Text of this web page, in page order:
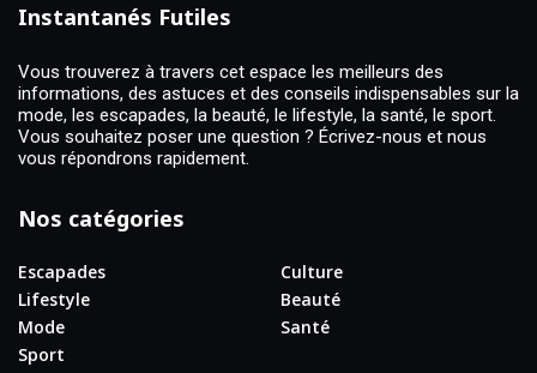
Instantanés Futiles
Vous trouverez à travers cet espace les meilleurs des
informations, des astuces et des conseils indispensables sur la
mode, les escapades, la beauté, le lifestyle, la santé, le sport.
Vous souhaitez poser une question ? Écrivez-nous et nous
vous répondrons rapidement.
Nos catégories
Escapades
Culture
Lifestyle
Beauté
Mode
Santé
Sport